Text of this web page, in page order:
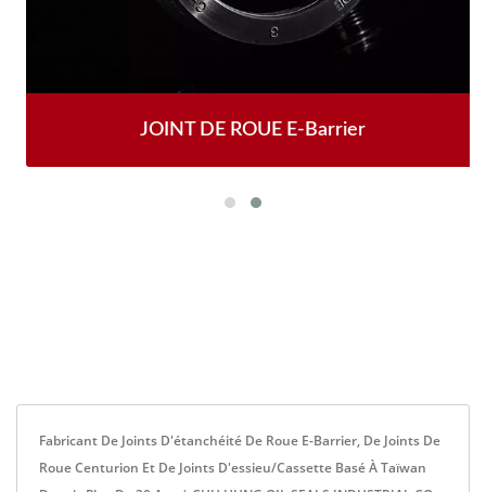
JOINT DE ROUE E-Barrier
Fabricant De Joints D'étanchéité De Roue E-Barrier, De Joints De
Roue Centurion Et De Joints D'essieu/cassette Basé À Taïwan